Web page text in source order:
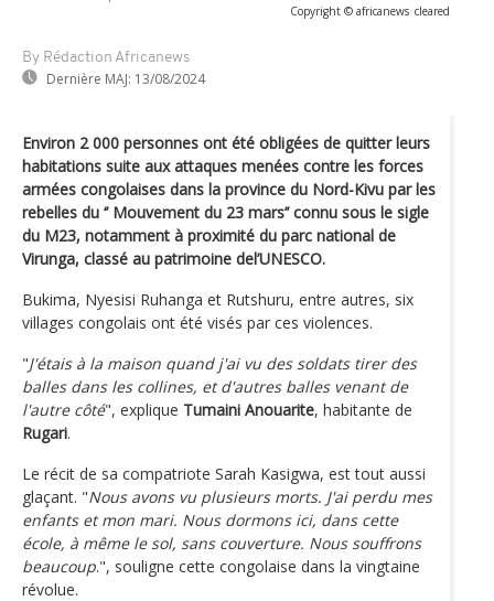
Copyright © africanews cleared
By Rédaction Africanews
Dernière MAJ: 13/08/2024
Environ 2 000 personnes ont été obligées de quitter leurs
habitations suite aux attaques menées contre les forces
armées congolaises dans la province du Nord-Kivu par les
rebelles du ‘’ Mouvement du 23 mars’’ connu sous le sigle
du M23, notamment à proximité du parc national de
Virunga, classé au patrimoine del’UNESCO.
Bukima, Nyesisi Ruhanga et Rutshuru, entre autres, six
villages congolais ont été visés par ces violences.
"J'étais à la maison quand j'ai vu des soldats tirer des
balles dans les collines, et d'autres balles venant de
l'autre côté", explique Tumaini Anouarite, habitante de
Rugari.
Le récit de sa compatriote Sarah Kasigwa, est tout aussi
glaçant. "Nous avons vu plusieurs morts. J'ai perdu mes
enfants et mon mari. Nous dormons ici, dans cette
école, à même le sol, sans couverture. Nous souffrons
beaucoup.", souligne cette congolaise dans la vingtaine
révolue.